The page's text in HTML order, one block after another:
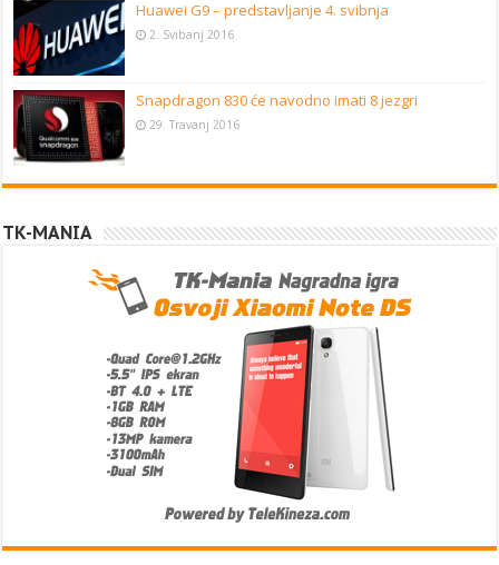
Huawei G9 – predstavljanje 4. svibnja
2. Svibanj 2016
Snapdragon 830 će navodno imati 8 jezgri
29. Travanj 2016
TK-MANIA